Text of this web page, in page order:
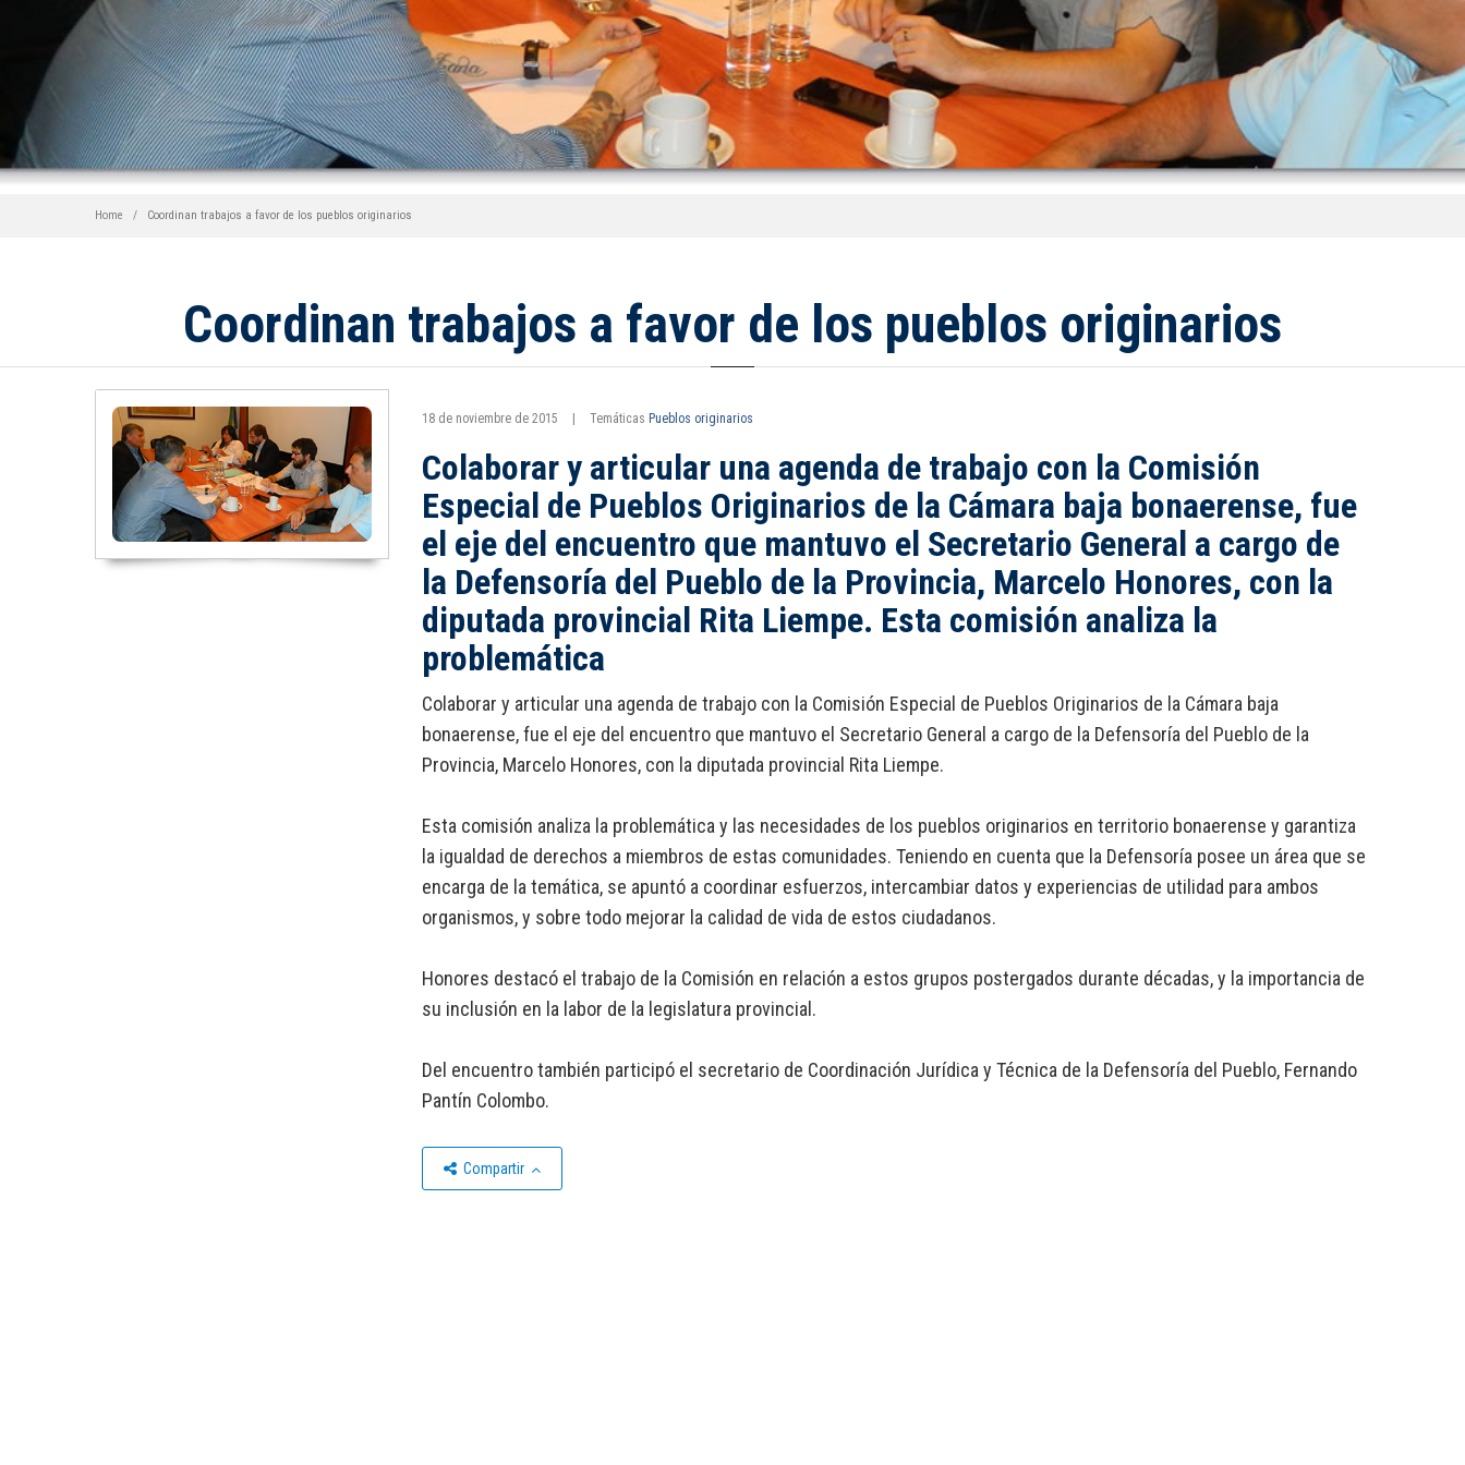
Home Coordinan trabajos a favor de los pueblos originarios
Coordinan trabajos a favor de los pueblos originarios
18 de noviembre de 2015 Temáticas Pueblos originarios
Colaborar y articular una agenda de trabajo con la Comisión
Especial de Pueblos Originarios de la Cámara baja bonaerense, fue
el eje del encuentro que mantuvo el Secretario General a cargo de
la Defensoría del Pueblo de la Provincia, Marcelo Honores, con la
diputada provincial Rita Liempe. Esta comisión analiza la
problemática
Colaborar y articular una agenda de trabajo con la Comisión Especial de Pueblos Originarios de la Cámara baja
bonaerense, fue el eje del encuentro que mantuvo el Secretario General a cargo de la Defensoría del Pueblo de la
Provincia, Marcelo Honores, con la diputada provincial Rita Liempe.
Esta comisión analiza la problemática y las necesidades de los pueblos originarios en territorio bonaerense y garantiza
la igualdad de derechos a miembros de estas comunidades. Teniendo en cuenta que la Defensoría posee un área que se
encarga de la temática, se apuntó a coordinar esfuerzos, intercambiar datos y experiencias de utilidad para ambos
organismos, y sobre todo mejorar la calidad de vida de estos ciudadanos.
Honores destacó el trabajo de la Comisión en relación a estos grupos postergados durante décadas, y la importancia de
su inclusión en la labor de la legislatura provincial.
Del encuentro también participó el secretario de Coordinación Jurídica y Técnica de la Defensoría del Pueblo, Fernando
Pantín Colombo.
Compartir